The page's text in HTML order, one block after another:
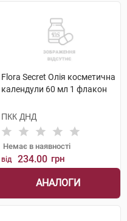
Flora Secret Олія косметична
календули 60 мл 1 флакон
ПКК ДНД
Немає в наявності
від 234.00 грн
АНАЛОГИ